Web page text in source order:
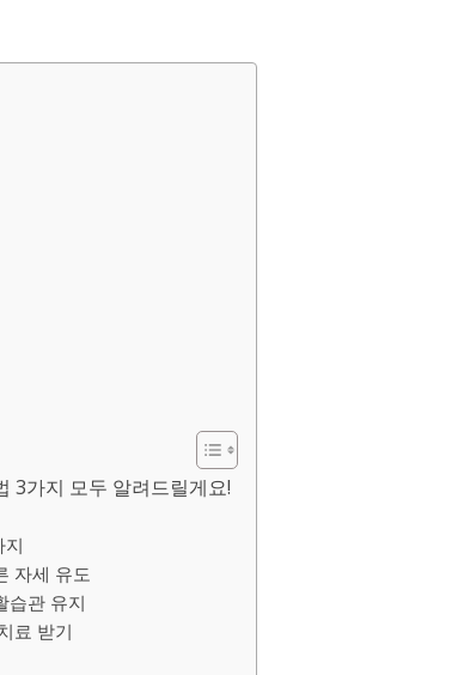
3가지 모두 알려드릴게요!
자세 유도
습관 유지
료 받기